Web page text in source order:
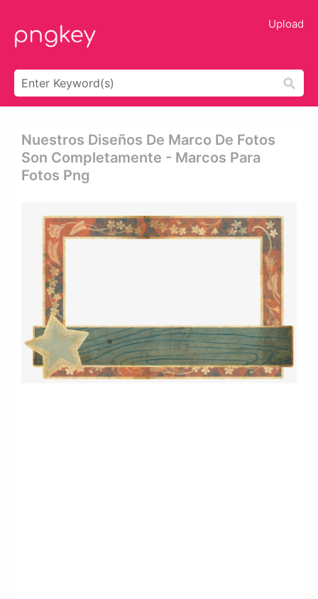
Upload
Nuestros Diseños De Marco De Fotos
Son Completamente - Marcos Para
Fotos Png